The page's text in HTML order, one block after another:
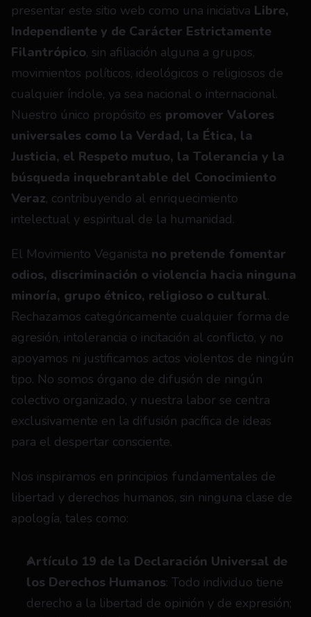
presentar este sitio web como una iniciativa Libre,
Independiente y de Carácter Estrictamente
Filantrópico, sin afiliación alguna a grupos,
movimientos políticos, ideológicos o religiosos de
cualquier índole, ya sea nacional o internacional.
Nuestro único propósito es promover Valores
universales como la Verdad, la Ética, la
Justicia, el Respeto mutuo, la Tolerancia y la
búsqueda inquebrantable del Conocimiento
Veraz, contribuyendo al enriquecimiento
intelectual y espiritual de la humanidad.
El Movimiento Veganista no pretende fomentar
odios, discriminación o violencia hacia ninguna
minoría, grupo étnico, religioso o cultural.
Rechazamos categóricamente cualquier forma de
agresión, intolerancia o incitación al conflicto, y no
apoyamos ni justificamos actos violentos de ningún
tipo. No somos órgano de difusión de ningún
colectivo organizado, y nuestra labor se centra
exclusivamente en la difusión pacífica de ideas
para el despertar consciente.
Nos inspiramos en principios fundamentales de
libertad y derechos humanos, sin ninguna clase de
apología, tales como:
Artículo 19 de la Declaración Universal de
los Derechos Humanos: Todo individuo tiene
derecho a la libertad de opinión y de expresión;